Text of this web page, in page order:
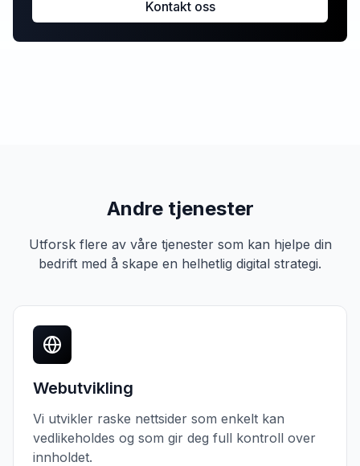
Kontakt oss
Andre tjenester
Utforsk flere av våre tjenester som kan hjelpe din
bedrift med å skape en helhetlig digital strategi.
Webutvikling
Vi utvikler raske nettsider som enkelt kan
vedlikeholdes og som gir deg full kontroll over
innholdet.